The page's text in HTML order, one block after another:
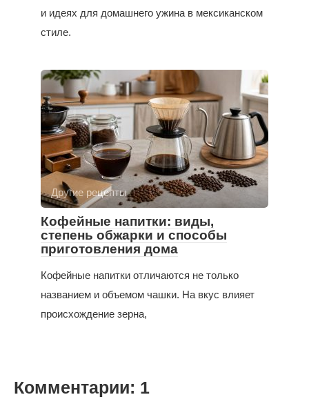
и идеях для домашнего ужина в мексиканском
стиле.
Другие рецепты
Кофейные напитки: виды,
степень обжарки и способы
приготовления дома
Кофейные напитки отличаются не только
названием и объемом чашки. На вкус влияет
происхождение зерна,
Комментарии: 1